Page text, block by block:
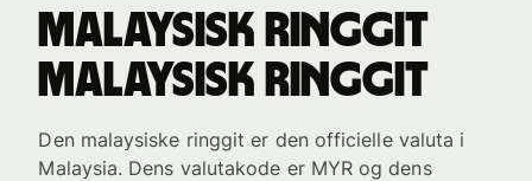
malaysisk ringgit
malaysisk ringgit
Den malaysiske ringgit er den officielle valuta i
Malaysia. Dens valutakode er MYR og dens